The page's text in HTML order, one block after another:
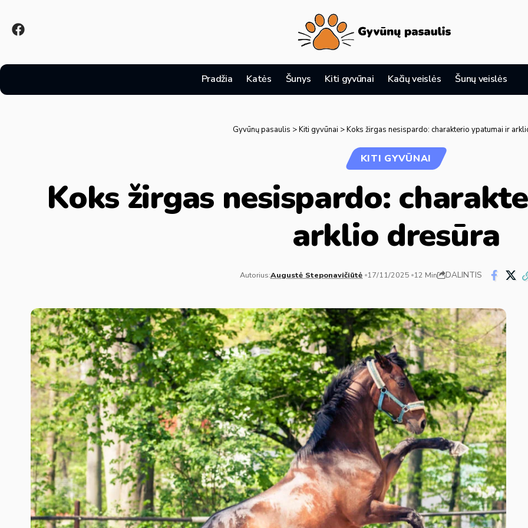
Pradžia Katės Šunys Kiti gyvūnai Kačių veislės Šunų veislės
Gyvūnų pasaulis >Kiti gyvūnai >Koks žirgas nesispardo: charakterio ypatumai ir
KITI GYVŪNAI
Koks žirgas nesispardo:
arklio dresūra
Autorius:Augustė Steponavičiūtė 17/11/2025 12 Min DALINTIS